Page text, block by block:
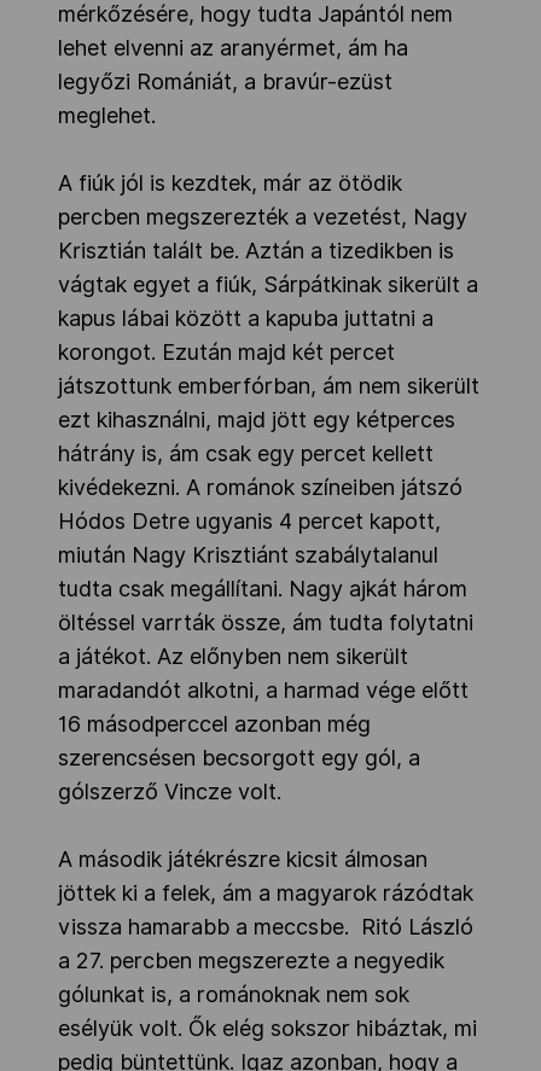
mérkőzésére, hogy tudta Japántól nem
lehet elvenni az aranyérmet, ám ha
legyőzi Romániát, a bravúr-ezüst
meglehet.
A fiúk jól is kezdtek, már az ötödik
percben megszerezték a vezetést, Nagy
Krisztián talált be. Aztán a tizedikben is
vágtak egyet a fiúk, Sárpátkinak sikerült a
kapus lábai között a kapuba juttatni a
korongot. Ezután majd két percet
játszottunk emberfórban, ám nem sikerült
ezt kihasználni, majd jött egy kétperces
hátrány is, ám csak egy percet kellett
kivédekezni. A románok színeiben játszó
Hódos Detre ugyanis 4 percet kapott,
miután Nagy Krisztiánt szabálytalanul
tudta csak megállítani. Nagy ajkát három
öltéssel varrták össze, ám tudta folytatni
a játékot. Az előnyben nem sikerült
maradandót alkotni, a harmad vége előtt
16 másodperccel azonban még
szerencsésen becsorgott egy gól, a
gólszerző Vincze volt.
A második játékrészre kicsit álmosan
jöttek ki a felek, ám a magyarok rázódtak
vissza hamarabb a meccsbe. Ritó László
a 27. percben megszerezte a negyedik
gólunkat is, a románoknak nem sok
esélyük volt. Ők elég sokszor hibáztak, mi
pedig büntettünk. Igaz azonban, hogy a